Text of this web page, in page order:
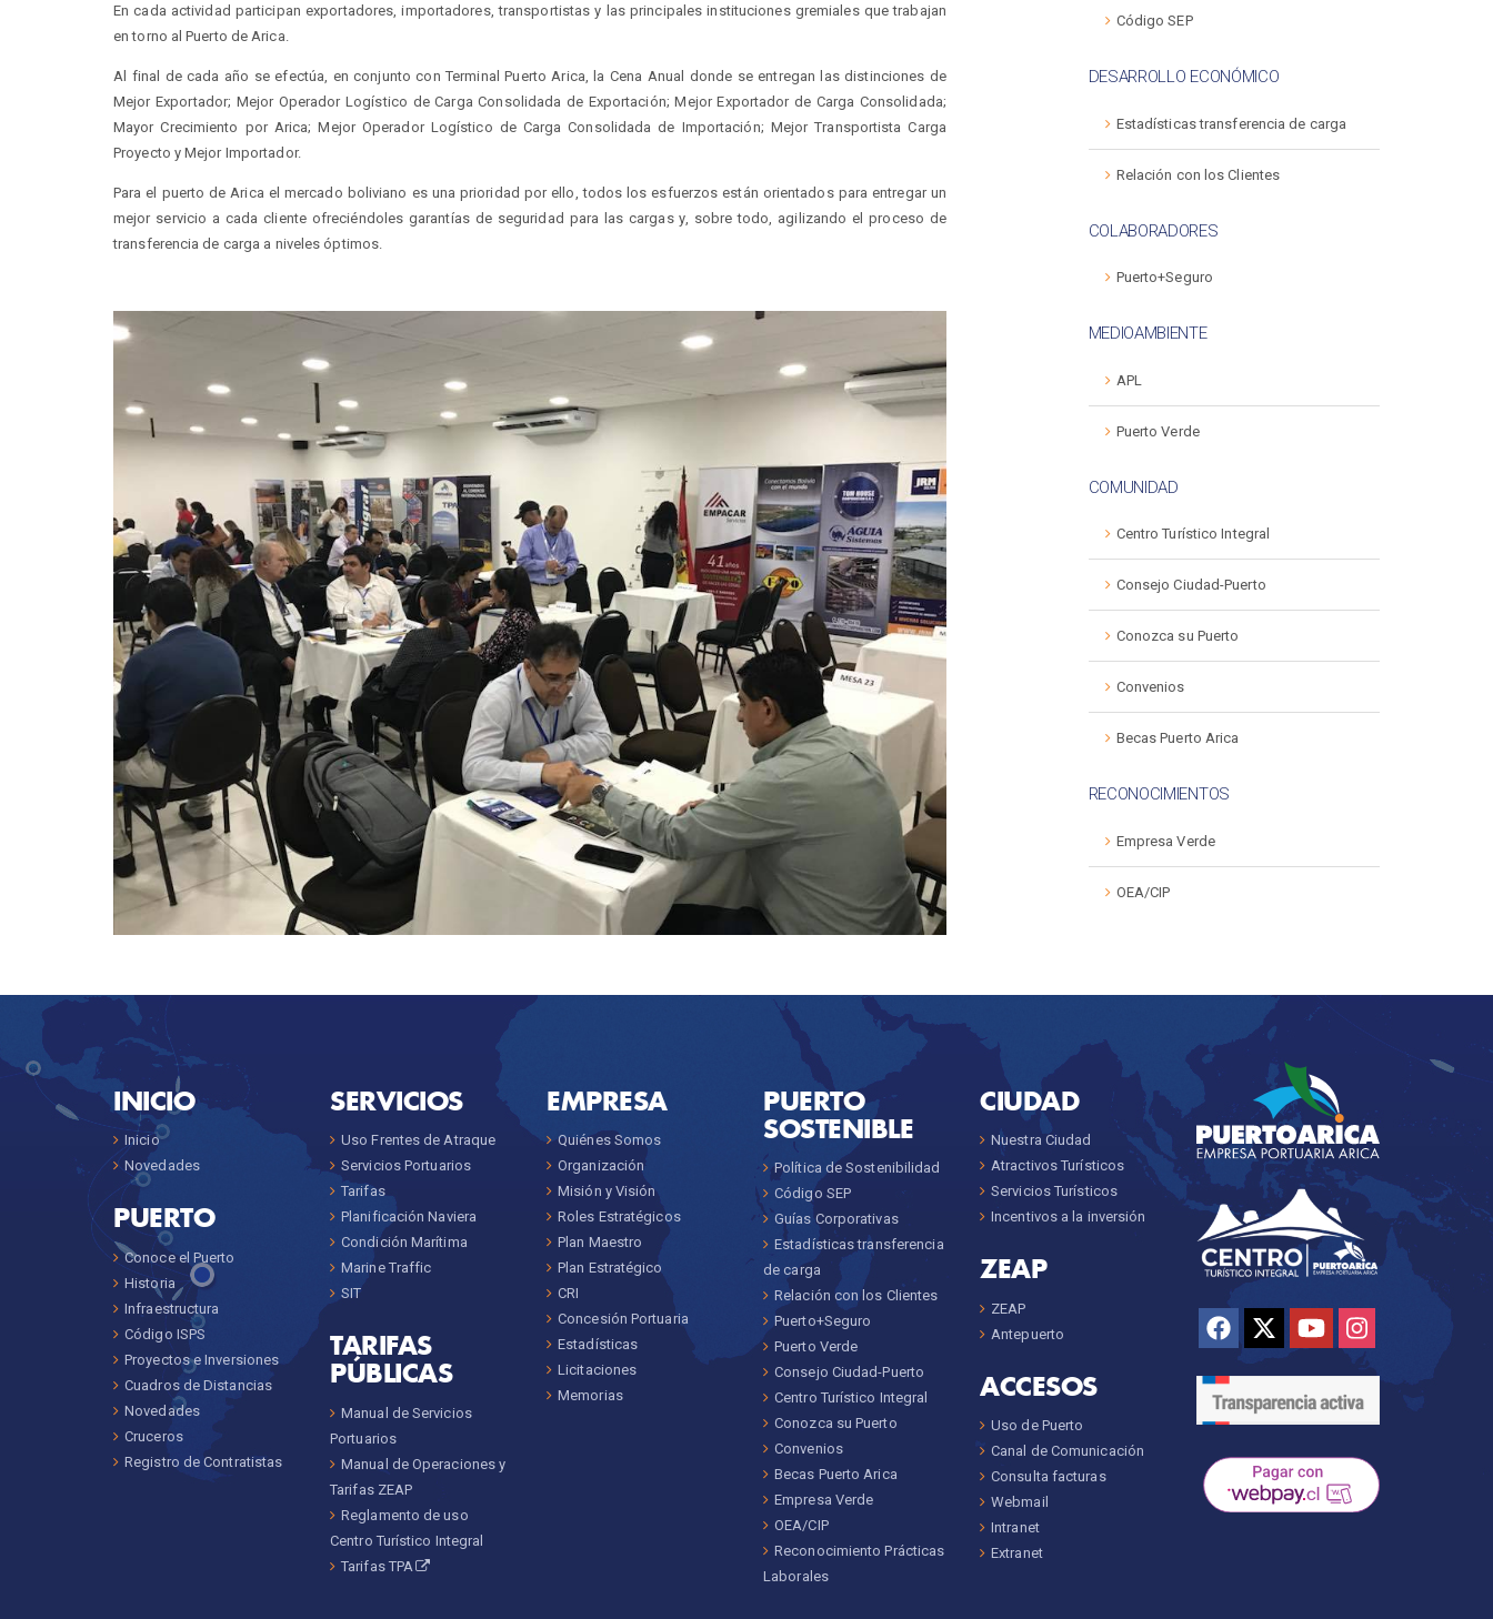
En cada actividad participan exportadores, importadores, transportistas y las principales instituciones gremiales que trabajan
en torno al Puerto de Arica.
Al final de cada año se efectúa, en conjunto con Terminal Puerto Arica, la Cena Anual donde se entregan las distinciones de
Mejor Exportador; Mejor Operador Logístico de Carga Consolidada de Exportación; Mejor Exportador de Carga Consolidada;
Mayor Crecimiento por Arica; Mejor Operador Logístico de Carga Consolidada de Importación; Mejor Transportista Carga
Proyecto y Mejor Importador.
Para el puerto de Arica el mercado boliviano es una prioridad por ello, todos los esfuerzos están orientados para entregar un
mejor servicio a cada cliente ofreciéndoles garantías de seguridad para las cargas y, sobre todo, agilizando el proceso de
transferencia de carga a niveles óptimos.
Código SEP
DESARROLLO ECONÓMICO
Estadísticas transferencia de carga
Relación con los Clientes
COLABORADORES
Puerto+Seguro
MEDIOAMBIENTE
APL
Puerto Verde
COMUNIDAD
Centro Turístico Integral
Consejo Ciudad-Puerto
Conozca su Puerto
Convenios
Becas Puerto Arica
RECONOCIMIENTOS
Empresa Verde
OEA/CIP
INICIO
Inicio
Novedades
PUERTO
Conoce el Puerto
Historia
Infraestructura
Código ISPS
Proyectos e Inversiones
Cuadros de Distancias
Novedades
Cruceros
Registro de Contratistas
SERVICIOS
Uso Frentes de Atraque
Servicios Portuarios
Tarifas
Planificación Naviera
Condición Marítima
Marine Traffic
SIT
TARIFAS
PÚBLICAS
Manual de Servicios
Portuarios
Manual de Operaciones y
Tarifas ZEAP
Reglamento de uso
Centro Turístico Integral
Tarifas TPA
EMPRESA
Quiénes Somos
Organización
Misión y Visión
Roles Estratégicos
Plan Maestro
Plan Estratégico
CRI
Concesión Portuaria
Estadísticas
Licitaciones
Memorias
PUERTO
SOSTENIBLE
Política de Sostenibilidad
Código SEP
Guías Corporativas
Estadísticas transferencia
de carga
Relación con los Clientes
Puerto+Seguro
Puerto Verde
Consejo Ciudad-Puerto
Centro Turístico Integral
Conozca su Puerto
Convenios
Becas Puerto Arica
Empresa Verde
OEA/CIP
Reconocimiento Prácticas
Laborales
CIUDAD
Nuestra Ciudad
Atractivos Turísticos
Servicios Turísticos
Incentivos a la inversión
ZEAP
ZEAP
Antepuerto
ACCESOS
Uso de Puerto
Canal de Comunicación
Consulta facturas
Webmail
Intranet
Extranet